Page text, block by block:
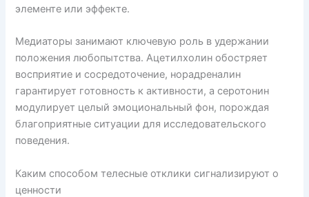
элементе или эффекте.
Медиаторы занимают ключевую роль в удержании
положения любопытства. Ацетилхолин обостряет
восприятие и сосредоточение, норадреналин
гарантирует готовность к активности, а серотонин
модулирует целый эмоциональный фон, порождая
благоприятные ситуации для исследовательского
поведения.
Каким способом телесные отклики сигнализируют о
ценности